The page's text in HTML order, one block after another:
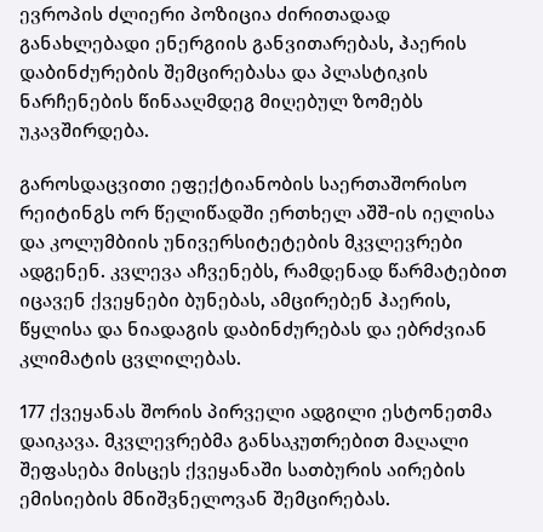
ევროპის ძლიერი პოზიცია ძირითადად
განახლებადი ენერგიის განვითარებას, ჰაერის
დაბინძურების შემცირებასა და პლასტიკის
ნარჩენების წინააღმდეგ მიღებულ ზომებს
უკავშირდება.
გაროსდაცვითი ეფექტიანობის საერთაშორისო
რეიტინგს ორ წელიწადში ერთხელ აშშ-ის იელისა
და კოლუმბიის უნივერსიტეტების მკვლევრები
ადგენენ. კვლევა აჩვენებს, რამდენად წარმატებით
იცავენ ქვეყნები ბუნებას, ამცირებენ ჰაერის,
წყლისა და ნიადაგის დაბინძურებას და ებრძვიან
კლიმატის ცვლილებას.
177 ქვეყანას შორის პირველი ადგილი ესტონეთმა
დაიკავა. მკვლევრებმა განსაკუთრებით მაღალი
შეფასება მისცეს ქვეყანაში სათბურის აირების
ემისიების მნიშვნელოვან შემცირებას.